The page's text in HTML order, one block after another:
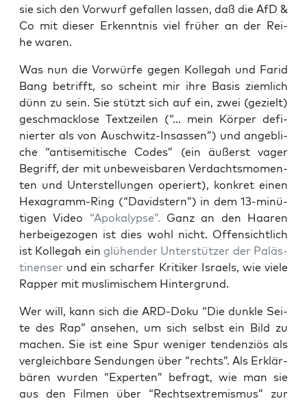
sie sich den Vor­wurf gefal­len las­sen, daß die AfD &
Co mit die­ser Erkennt­nis viel frü­her an der Rei­
he waren.
Was nun die Vor­wür­fe gegen Kol­le­gah und Farid
Bang betrifft, so scheint mir ihre Basis ziem­lich
dünn zu sein. Sie stützt sich auf ein, zwei (gezielt)
geschmack­lo­se Text­zei­len (“… mein Kör­per defi­
nier­ter als von Ausch­witz-Insas­sen”) und angeb­li­
che “anti­se­mi­ti­sche Codes” (ein äußerst vager
Begriff, der mit unbe­weis­ba­ren Ver­dachts­mo­men­
ten und Unter­stel­lun­gen ope­riert), kon­kret einen
Hexa­gramm-Ring (“David­stern”) in dem 13-minü­
ti­gen Video “Apo­ka­lyp­se”. Ganz an den Haa­ren
her­bei­ge­zo­gen ist dies wohl nicht. Offen­sicht­lich
ist Kol­le­gah ein glü­hen­der Unter­stüt­zer der Paläs­
ti­nen­ser und ein schar­fer Kri­ti­ker Isra­els, wie vie­le
Rap­per mit mus­li­mi­schem Hintergrund.
Wer will, kann sich die ARD-Doku “Die dunk­le Sei­
te des Rap” anse­hen, um sich selbst ein Bild zu
machen. Sie ist eine Spur weni­ger ten­den­zi­ös als
ver­gleich­ba­re Sen­dun­gen über “rechts”. Als Erklär­
bä­ren wur­den “Exper­ten” befragt, wie man sie
aus den Fil­men über “Rechts­extre­mis­mus” zur